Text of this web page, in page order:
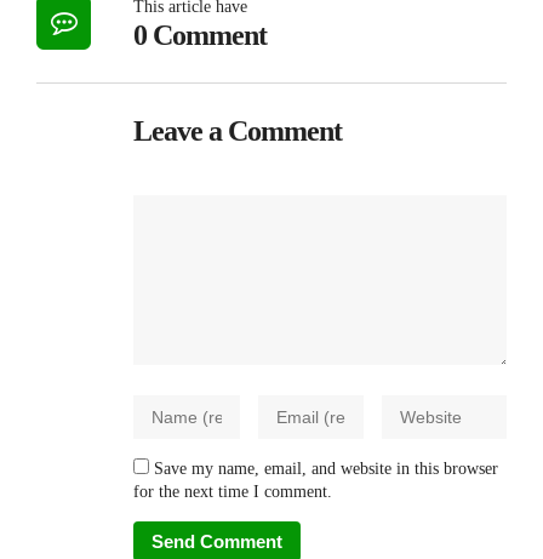
This article have
0 Comment
Leave a Comment
Save my name, email, and website in this browser
for the next time I comment.